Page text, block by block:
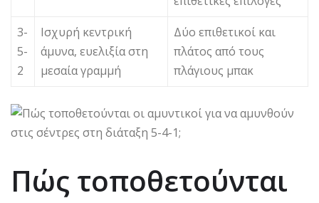
3-
5-
2
Ισχυρή κεντρική
άμυνα, ευελιξία στη
μεσαία γραμμή
Δύο επιθετικοί και
πλάτος από τους
πλάγιους μπακ
Πώς τοποθετούνται